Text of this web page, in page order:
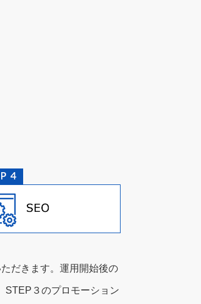
だきます。運用開始後の
STEP３のプロモーション